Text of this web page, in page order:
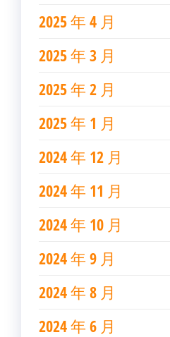
2025 年 4 月
2025 年 3 月
2025 年 2 月
2025 年 1 月
2024 年 12 月
2024 年 11 月
2024 年 10 月
2024 年 9 月
2024 年 8 月
2024 年 6 月